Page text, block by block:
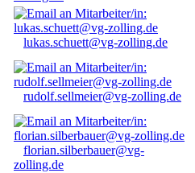
lukas.schuett@vg-zolling.de
rudolf.sellmeier@vg-zolling.de
florian.silberbauer@vg-
zolling.de